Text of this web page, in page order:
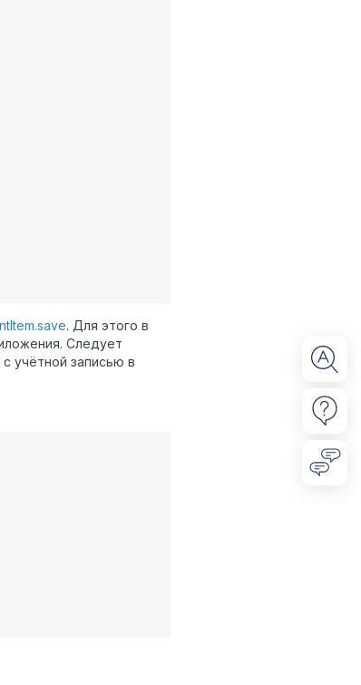
. Для этого в
Следует
учётной записью в